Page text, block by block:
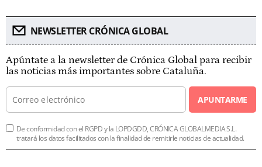
NEWSLETTER CRÓNICA GLOBAL
Apúntate a la newsletter de Crónica Global para recibir
las noticias más importantes sobre Cataluña.
APUNTARME
De conformidad con el RGPD y la LOPDGDD, CRÓNICA GLOBALMEDIA S.L.
tratará los datos facilitados con la finalidad de remitirle noticias de actualidad.